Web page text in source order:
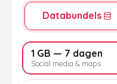
Databundels
1 GB — 7 dagen
Social media & maps